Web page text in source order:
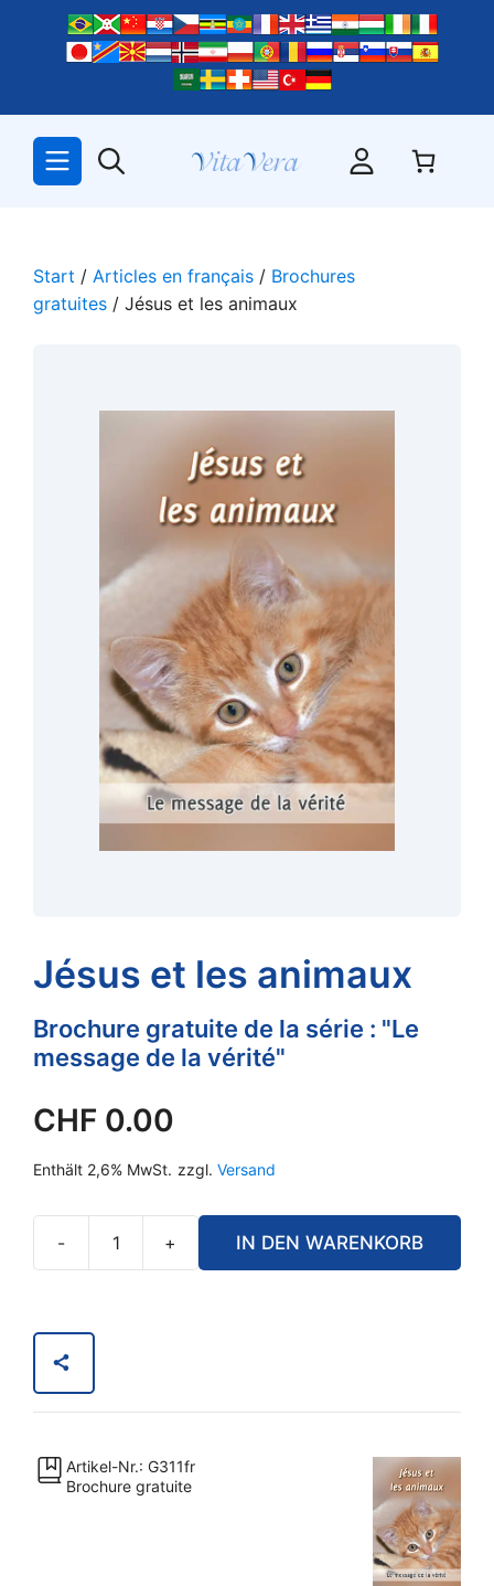
springen
Start / Articles en français / Brochures
gratuites / Jésus et les animaux
Jésus et les animaux
Brochure gratuite de la série : "Le
message de la vérité"
CHF 0.00
Enthält 2,6% MwSt. zzgl. Versand
-
Jésus
+ IN DEN WARENKORB
Artikel-Nr.: G311fr
Brochure gratuite